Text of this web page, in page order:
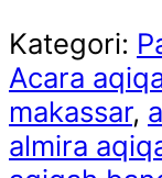
Kategori:
Acara
makassar,
almira